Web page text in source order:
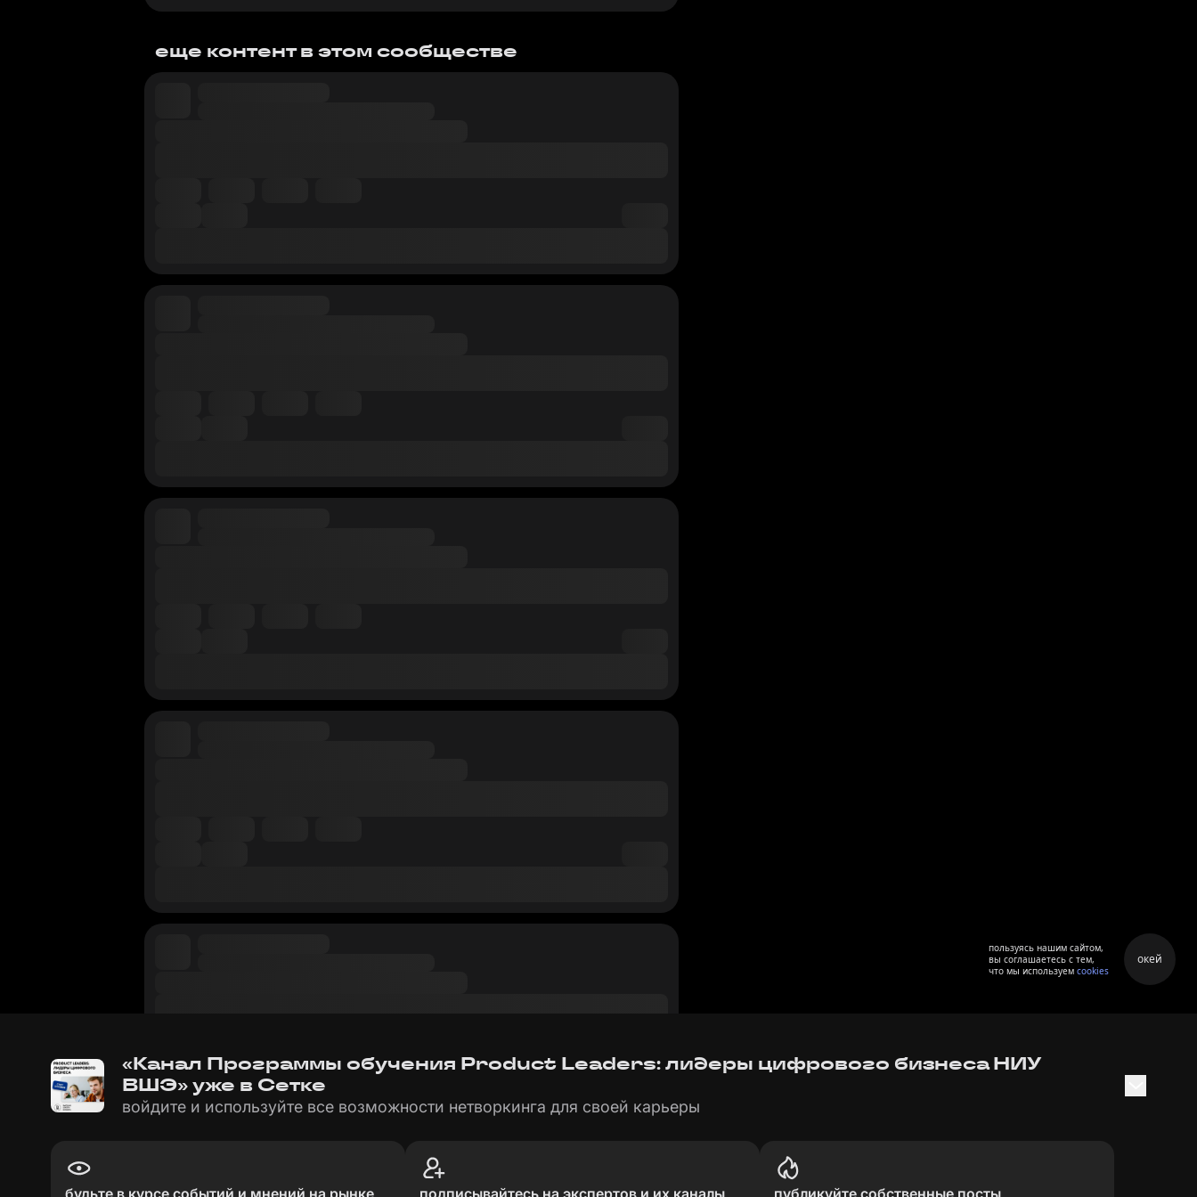
еще контент в этом сообществе
«Канал Программы обучения Product Leaders: лидеры цифрового бизнеса НИУ
ВШЭ» уже в Сетке
войдите и используйте все возможности нетворкинга для своей карьеры
будьте в курсе событий и мнений на рынке подписывайтесь на экспертов и их каналы публикуйте собственные посты
пользуясь нашим сайтом,
вы соглашаетесь с тем,
что мы используем cookies
окей